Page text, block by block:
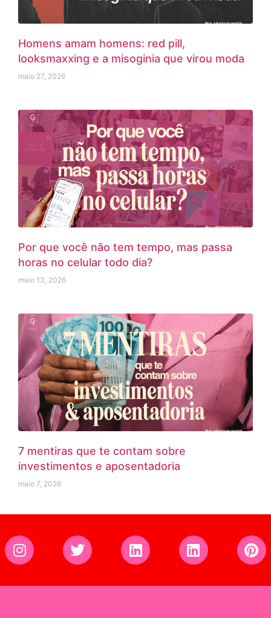
Homens amam homens: red pill,
looksmaxxing e a misoginia que virou moda
maio 27, 2026
Por que você não tem tempo, mas passa
horas no celular todo dia?
maio 13, 2026
7 mentiras que te contam sobre
investimentos e aposentadoria
maio 7, 2026